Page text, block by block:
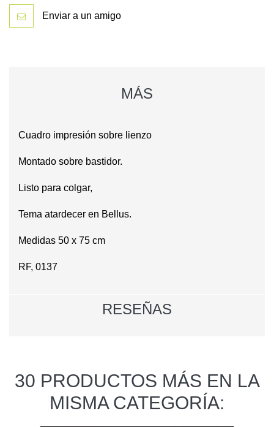
Enviar a un amigo
MÁS
Cuadro impresión sobre lienzo
Montado sobre bastidor.
Listo para colgar,
Tema atardecer en Bellus.
Medidas 50 x 75 cm
RF, 0137
RESEÑAS
30 PRODUCTOS MÁS EN LA
MISMA CATEGORÍA: